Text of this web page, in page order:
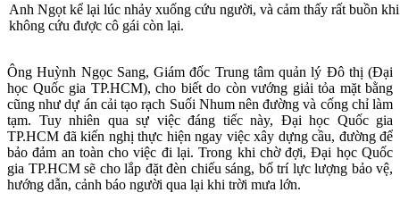
Anh Ngọt kể lại lúc nhảy xuống cứu người, và cảm thấy rất buồn khi
không cứu được cô gái còn lại.
Ông Huỳnh Ngọc Sang, Giám đốc Trung tâm quản lý Đô thị (Đại
học Quốc gia TP.HCM), cho biết do còn vướng giải tỏa mặt bằng
cũng như dự án cải tạo rạch Suối Nhum nên đường và cống chỉ làm
tạm. Tuy nhiên qua sự việc đáng tiếc này, Đại học Quốc gia
TP.HCM đã kiến nghị thực hiện ngay việc xây dựng cầu, đường để
bảo đảm an toàn cho việc đi lại. Trong khi chờ đợi, Đại học Quốc
gia TP.HCM sẽ cho lắp đặt đèn chiếu sáng, bố trí lực lượng bảo vệ,
hướng dẫn, cảnh báo người qua lại khi trời mưa lớn.